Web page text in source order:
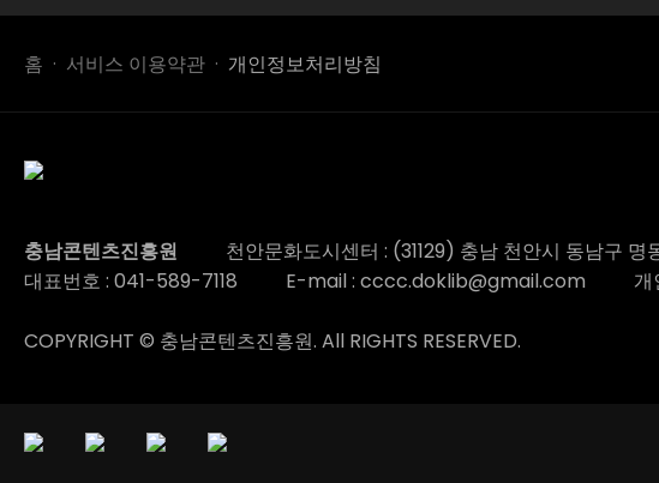
홈 서비스 이용약관 개인정보처리방침
충남콘텐츠진흥원 천안문화도시센터 : (31129) 충남 천안시 동남구
대표번호 : 041-589-7118 E-mail : cccc.doklib@gmail.com
COPYRIGHT © 충남콘텐츠진흥원. All RIGHTS RESERVED.